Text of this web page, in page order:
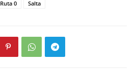
Ruta 0 Salta